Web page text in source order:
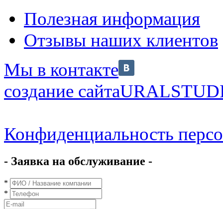
Полезная информация
Отзывы наших клиентов
Мы в контакте
создание сайта
Конфиденциальность
- Заявка на обслуживание -
*
*